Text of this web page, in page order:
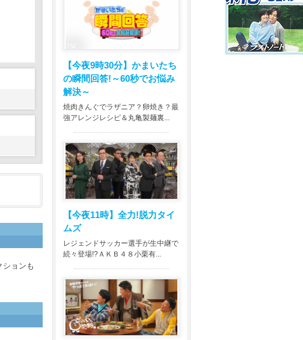
ョンも
【今夜9時30分】 かまいたち
の瞬間回答!～60秒でお悩み
解決～
焼肉きんぐでラザニア？卵焼き？最
強アレンジレシピ＆丸亀製麺裏...
【今夜11時】 全力!脱力タイ
ムズ
レジェンドサッカー選手が生中継で
続々登場!?ＡＫＢ４８小栗有...